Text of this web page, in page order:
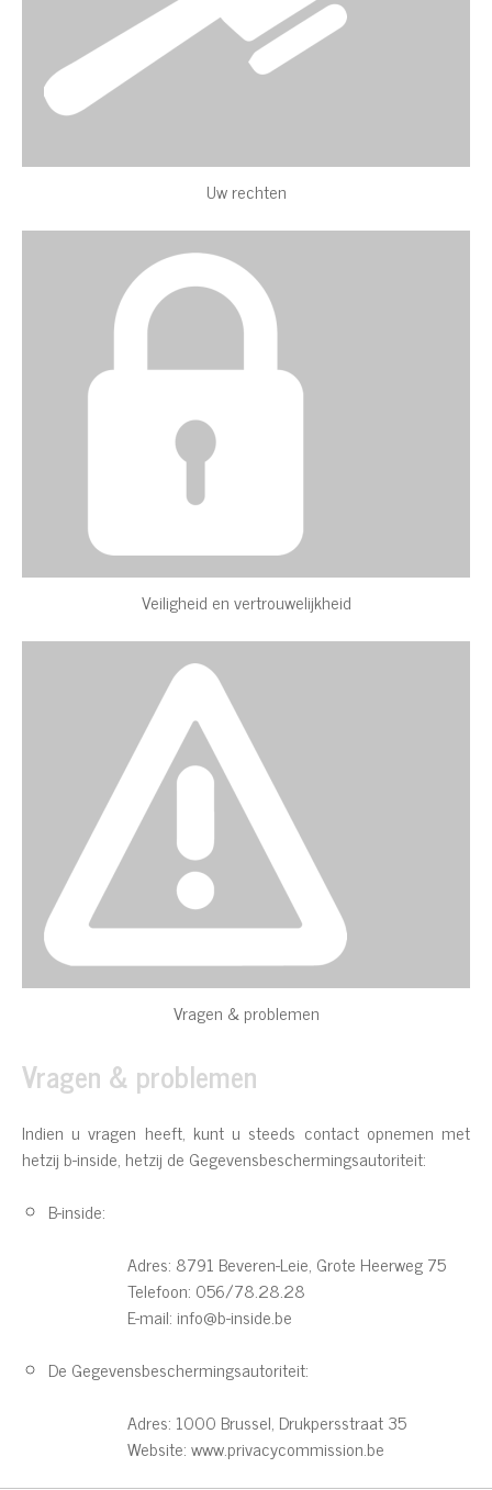
Uw rechten
Veiligheid en vertrouwelijkheid
Vragen & problemen
Vragen & problemen
Indien u vragen heeft, kunt u steeds contact opnemen met
hetzij b-inside, hetzij de Gegevensbeschermingsautoriteit:
B-inside:
Adres: 8791 Beveren-Leie, Grote Heerweg 75
Telefoon: 056/78.28.28
E-mail: info@b-inside.be
De Gegevensbeschermingsautoriteit:
Adres: 1000 Brussel, Drukpersstraat 35
Website: www.privacycommission.be